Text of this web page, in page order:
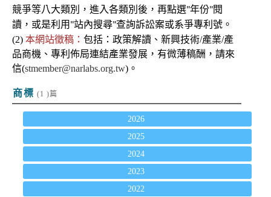
競爭等八大類別，進入各類別後 ，再點選"年份"閱
讀，或是利用 "站內搜尋"查詢訴訟案或系爭專利號。
(2) 本網站徵稿： 包括：政策解讀、新興技術/產業/產
品商機、專利佈局連結產業發展，有微薄稿酬，請來
信(stmember@narlabs.org.tw)。
商標 (1 )篇
2026
2025
2024
2023
2022